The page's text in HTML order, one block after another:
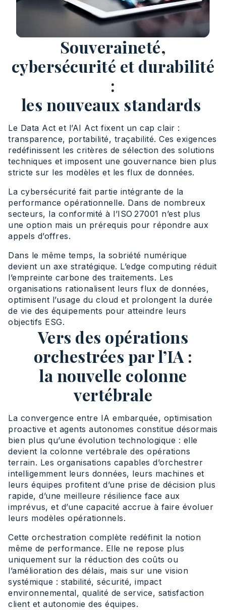
Souveraineté,
cybersécurité et durabilité
:
les nouveaux standards
Le Data Act et l’AI Act fixent un cap clair :
transparence, portabilité, traçabilité. Ces exigences
redéfinissent les critères de sélection des solutions
techniques et imposent une gouvernance bien plus
stricte sur les modèles et les flux de données.
La cybersécurité fait partie intégrante de la
performance opérationnelle. Dans de nombreux
secteurs, la conformité à l’ISO 27001 n’est plus
une option mais un prérequis pour répondre aux
appels d’offres.
Dans le même temps, la sobriété numérique
devient un axe stratégique. L’edge computing réduit
l’empreinte carbone des traitements. Les
organisations rationalisent leurs flux de données,
optimisent l’usage du cloud et prolongent la durée
de vie des équipements pour atteindre leurs
objectifs ESG.
Vers des opérations
orchestrées par l’IA :
la nouvelle colonne
vertébrale
La convergence entre IA embarquée, optimisation
proactive et agents autonomes constitue désormais
bien plus qu’une évolution technologique : elle
devient la colonne vertébrale des opérations
terrain. Les organisations capables d’orchestrer
intelligemment leurs données, leurs machines et
leurs équipes profitent d’une prise de décision plus
rapide, d’une meilleure résilience face aux
imprévus, et d’une capacité accrue à faire évoluer
leurs modèles opérationnels.
Cette orchestration complète redéfinit la notion
même de performance. Elle ne repose plus
uniquement sur la réduction des coûts ou
l’amélioration des délais, mais sur une vision
systémique : stabilité, sécurité, impact
environnemental, qualité de service, satisfaction
client et autonomie des équipes.